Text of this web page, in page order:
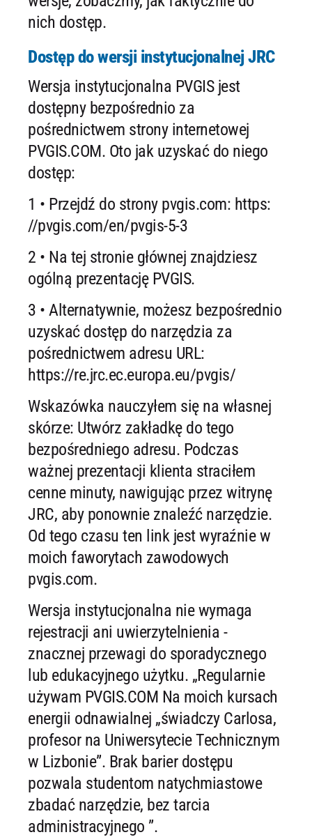
nich dostęp.
Dostęp do wersji instytucjonalnej JRC
Wersja instytucjonalna PVGIS jest
dostępny bezpośrednio za
pośrednictwem strony internetowej
PVGIS.COM. Oto jak uzyskać do niego
dostęp:
1 • Przejdź do strony pvgis.com: https:
//pvgis.com/en/pvgis-5-3
2 • Na tej stronie głównej znajdziesz
ogólną prezentację PVGIS.
3 • Alternatywnie, możesz bezpośrednio
uzyskać dostęp do narzędzia za
pośrednictwem adresu URL:
https://re.jrc.ec.europa.eu/pvgis/
Wskazówka nauczyłem się na własnej
skórze: Utwórz zakładkę do tego
bezpośredniego adresu. Podczas
ważnej prezentacji klienta straciłem
cenne minuty, nawigując przez witrynę
JRC, aby ponownie znaleźć narzędzie.
Od tego czasu ten link jest wyraźnie w
moich faworytach zawodowych
pvgis.com.
Wersja instytucjonalna nie wymaga
rejestracji ani uwierzytelnienia -
znacznej przewagi do sporadycznego
lub edukacyjnego użytku. „Regularnie
używam PVGIS.COM Na moich kursach
energii odnawialnej „świadczy Carlosa,
profesor na Uniwersytecie Technicznym
w Lizbonie”. Brak barier dostępu
pozwala studentom natychmiastowe
zbadać narzędzie, bez tarcia
administracyjnego ”.